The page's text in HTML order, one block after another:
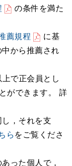
の条件を満た
薦規程
に基
から推薦され
で正会員とし
ができます。 詳
，それを支
ら をご覧くださ
った個人で，